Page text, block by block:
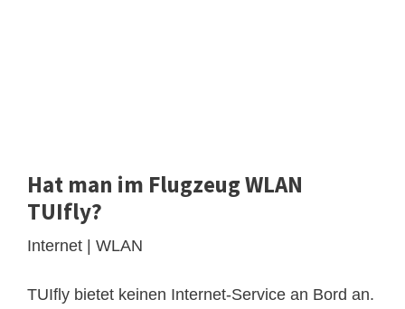
Hat man im Flugzeug WLAN
TUIfly?
Internet | WLAN
TUIfly bietet keinen Internet-Service an Bord an.